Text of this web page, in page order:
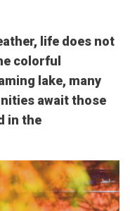
life does not
colorful
lake, many
await those
in the